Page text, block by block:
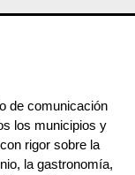
de comunicación
los municipios y
rigor sobre la
la gastronomía,